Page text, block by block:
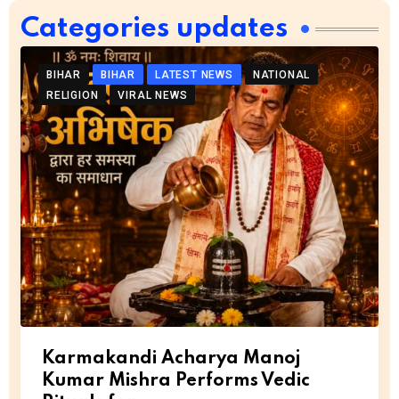
Categories updates
BIHAR BIHAR LATEST NEWS
NATIONAL
RELIGION
VIRAL NEWS
Karmakandi Acharya Manoj
Kumar Mishra Performs Vedic